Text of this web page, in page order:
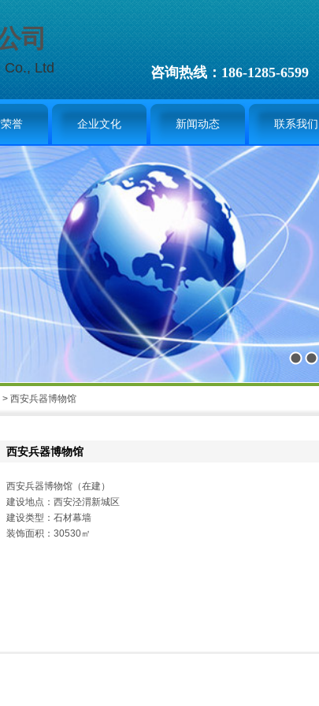
誉 企业文化 新闻动态 联系我们
司
Ltd 咨询热线：186-1285-6599
> 西安兵器博物馆
西安兵器博物馆
西安兵器博物馆（在建）
建设地点：西安泾渭新城区
建设类型：石材幕墙
装饰面积：30530㎡